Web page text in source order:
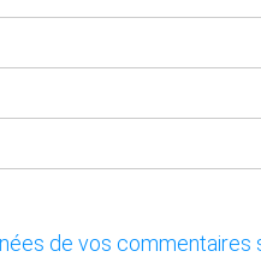
de vos commentaires